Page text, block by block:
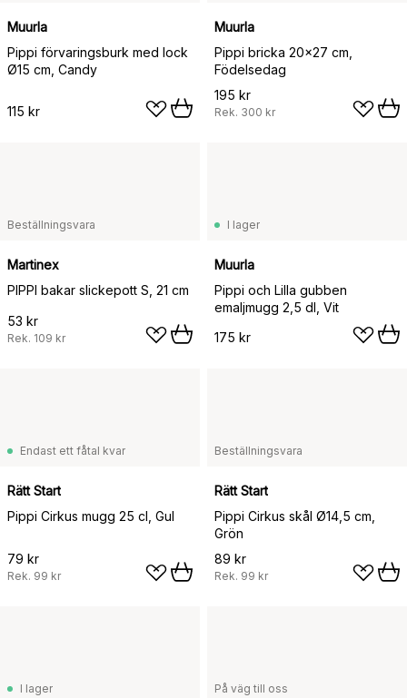
Muurla
Pippi förvaringsburk med lock
Ø15 cm, Candy
115 kr
Muurla
Pippi bricka 20x27 cm,
Födelsedag
195 kr
Rek. 300 kr
Beställningsvara
Martinex
PIPPI bakar slickepott S, 21 cm
53 kr
Rek. 109 kr
I lager
Muurla
Pippi och Lilla gubben
emaljmugg 2,5 dl, Vit
175 kr
Endast ett fåtal kvar
Rätt Start
Pippi Cirkus mugg 25 cl, Gul
79 kr
Rek. 99 kr
Beställningsvara
Rätt Start
Pippi Cirkus skål Ø14,5 cm,
Grön
89 kr
Rek. 99 kr
I lager På väg till oss